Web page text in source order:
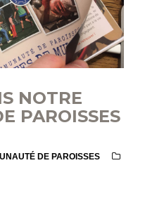
NOTRE
PAROISSES
DE PAROISSES